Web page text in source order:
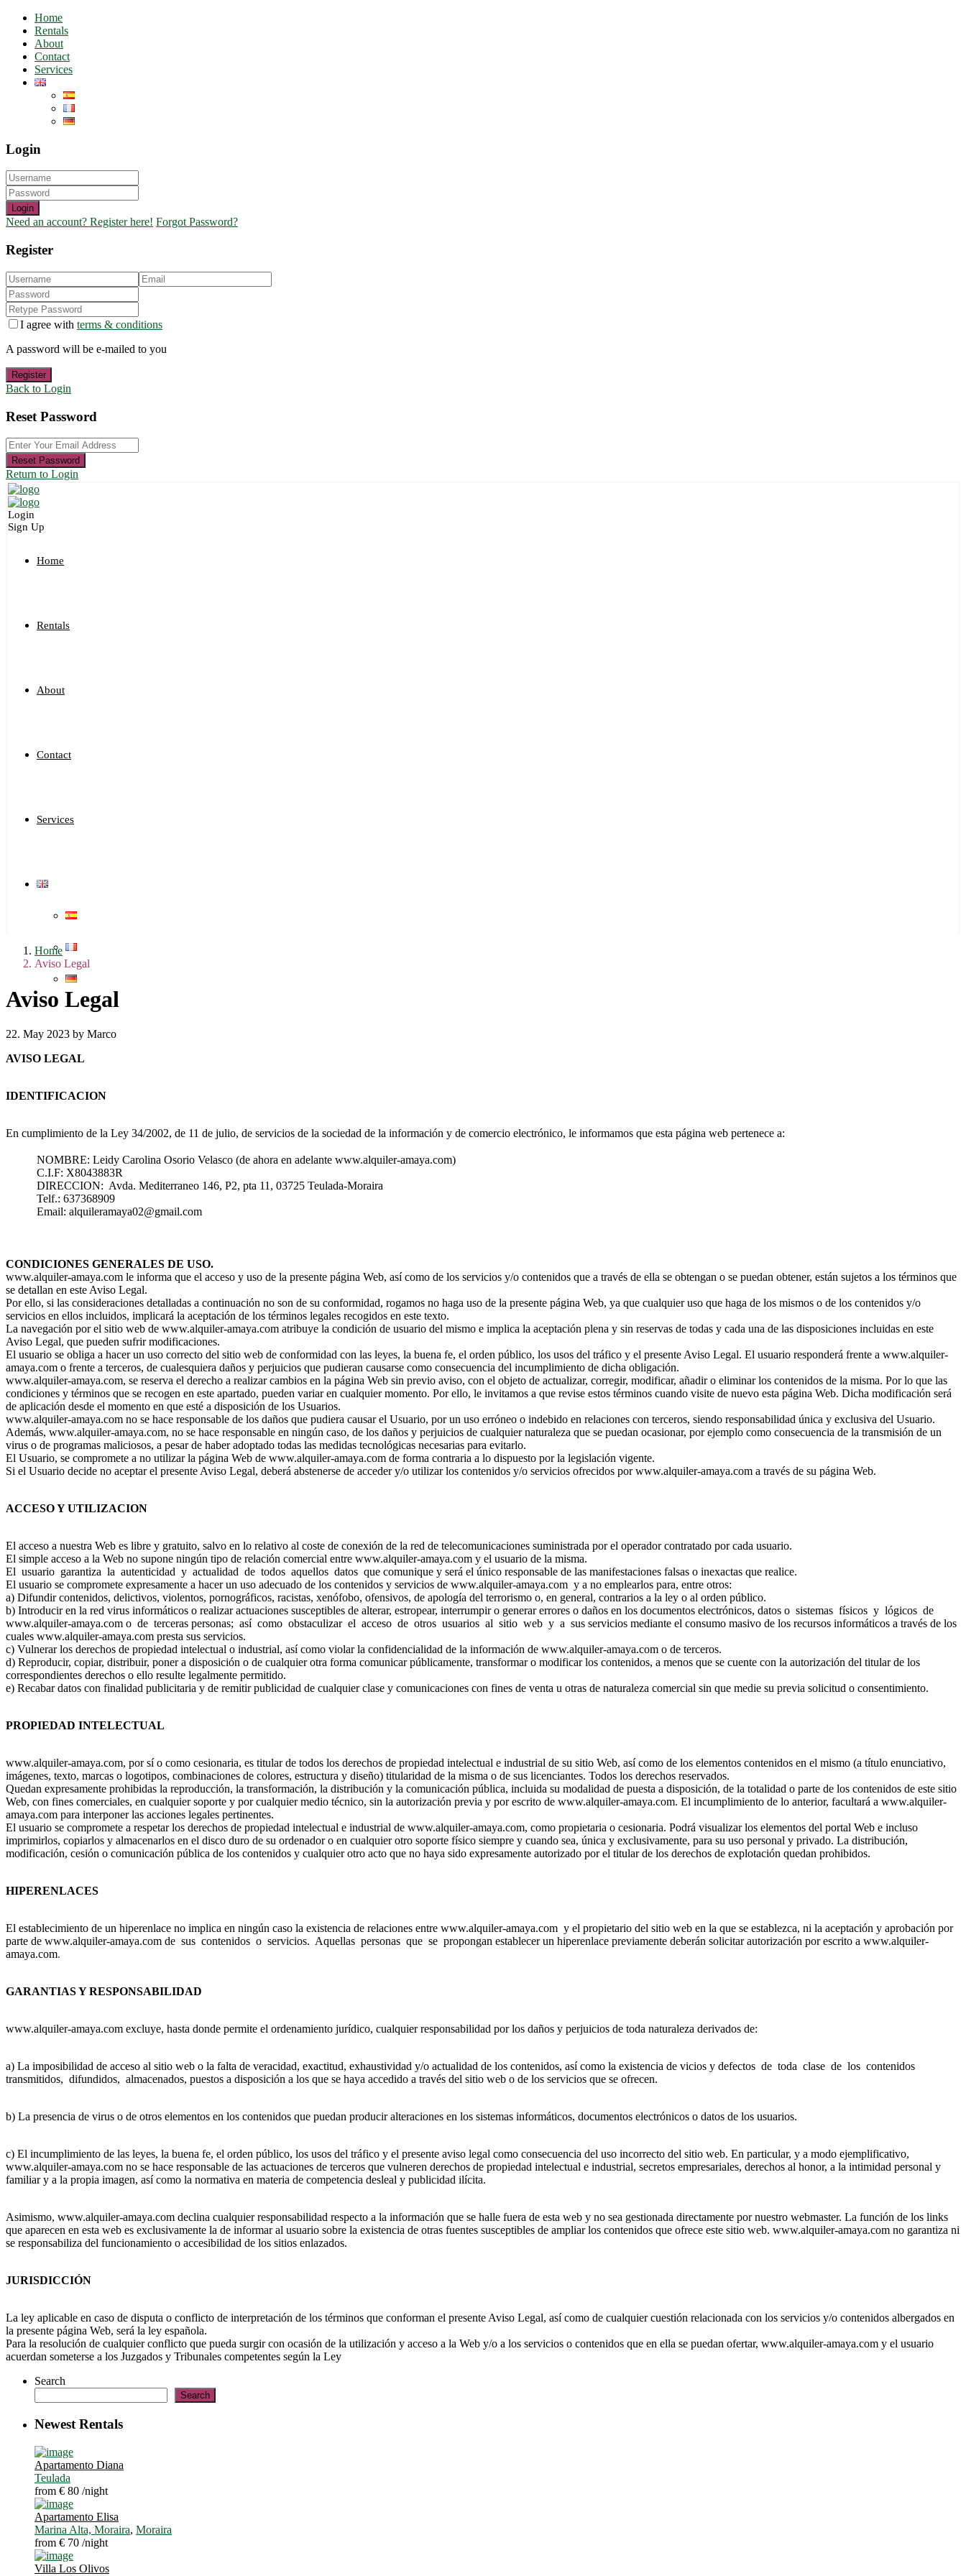
Home
Rentals
About
Contact
Services
Login
Login
Need an account? Register here! Forgot Password?
Register
I agree with terms & conditions
A password will be e-mailed to you
Register
Back to Login
Reset Password
Reset Password
Return to Login
Login
Sign Up
Home
Rentals
About
Contact
Services
Home
Aviso Legal
Aviso Legal
22. May 2023 by Marco
AVISO LEGAL
IDENTIFICACION
En cumplimiento de la Ley 34/2002, de 11 de julio, de servicios de la sociedad de la información y de comercio electrónico, le informamos que esta página web pertenece a:
NOMBRE: Leidy Carolina Osorio Velasco (de ahora en adelante www.alquiler-amaya.com)
C.I.F: X8043883R
DIRECCION: Avda. Mediterraneo 146, P2, pta 11, 03725 Teulada-Moraira
Telf.: 637368909
Email: alquileramaya02@gmail.com
CONDICIONES GENERALES DE USO.
www.alquiler-amaya.com le informa que el acceso y uso de la presente página Web, así como de los servicios y/o contenidos que a través de ella se obtengan o se puedan obtener, están sujetos a los términos que
se detallan en este Aviso Legal.
Por ello, si las consideraciones detalladas a continuación no son de su conformidad, rogamos no haga uso de la presente página Web, ya que cualquier uso que haga de los mismos o de los contenidos y/o
servicios en ellos incluidos, implicará la aceptación de los términos legales recogidos en este texto.
La navegación por el sitio web de www.alquiler-amaya.com atribuye la condición de usuario del mismo e implica la aceptación plena y sin reservas de todas y cada una de las disposiciones incluidas en este
Aviso Legal, que pueden sufrir modificaciones.
El usuario se obliga a hacer un uso correcto del sitio web de conformidad con las leyes, la buena fe, el orden público, los usos del tráfico y el presente Aviso Legal. El usuario responderá frente a www.alquiler-
amaya.com o frente a terceros, de cualesquiera daños y perjuicios que pudieran causarse como consecuencia del incumplimiento de dicha obligación.
www.alquiler-amaya.com, se reserva el derecho a realizar cambios en la página Web sin previo aviso, con el objeto de actualizar, corregir, modificar, añadir o eliminar los contenidos de la misma. Por lo que las
condiciones y términos que se recogen en este apartado, pueden variar en cualquier momento. Por ello, le invitamos a que revise estos términos cuando visite de nuevo esta página Web. Dicha modificación será
de aplicación desde el momento en que esté a disposición de los Usuarios.
www.alquiler-amaya.com no se hace responsable de los daños que pudiera causar el Usuario, por un uso erróneo o indebido en relaciones con terceros, siendo responsabilidad única y exclusiva del Usuario.
Además, www.alquiler-amaya.com, no se hace responsable en ningún caso, de los daños y perjuicios de cualquier naturaleza que se puedan ocasionar, por ejemplo como consecuencia de la transmisión de un
virus o de programas maliciosos, a pesar de haber adoptado todas las medidas tecnológicas necesarias para evitarlo.
El Usuario, se compromete a no utilizar la página Web de www.alquiler-amaya.com de forma contraria a lo dispuesto por la legislación vigente.
Si el Usuario decide no aceptar el presente Aviso Legal, deberá abstenerse de acceder y/o utilizar los contenidos y/o servicios ofrecidos por www.alquiler-amaya.com a través de su página Web.
ACCESO Y UTILIZACION
El acceso a nuestra Web es libre y gratuito, salvo en lo relativo al coste de conexión de la red de telecomunicaciones suministrada por el operador contratado por cada usuario.
El simple acceso a la Web no supone ningún tipo de relación comercial entre www.alquiler-amaya.com y el usuario de la misma.
El usuario garantiza la autenticidad y actualidad de todos aquellos datos que comunique y será el único responsable de las manifestaciones falsas o inexactas que realice.
El usuario se compromete expresamente a hacer un uso adecuado de los contenidos y servicios de www.alquiler-amaya.com y a no emplearlos para, entre otros:
a) Difundir contenidos, delictivos, violentos, pornográficos, racistas, xenófobo, ofensivos, de apología del terrorismo o, en general, contrarios a la ley o al orden público.
b) Introducir en la red virus informáticos o realizar actuaciones susceptibles de alterar, estropear, interrumpir o generar errores o daños en los documentos electrónicos, datos o sistemas físicos y lógicos de
www.alquiler-amaya.com o de terceras personas; así como obstaculizar el acceso de otros usuarios al sitio web y a sus servicios mediante el consumo masivo de los recursos informáticos a través de los
cuales www.alquiler-amaya.com presta sus servicios.
c) Vulnerar los derechos de propiedad intelectual o industrial, así como violar la confidencialidad de la información de www.alquiler-amaya.com o de terceros.
d) Reproducir, copiar, distribuir, poner a disposición o de cualquier otra forma comunicar públicamente, transformar o modificar los contenidos, a menos que se cuente con la autorización del titular de los
correspondientes derechos o ello resulte legalmente permitido.
e) Recabar datos con finalidad publicitaria y de remitir publicidad de cualquier clase y comunicaciones con fines de venta u otras de naturaleza comercial sin que medie su previa solicitud o consentimiento.
PROPIEDAD INTELECTUAL
www.alquiler-amaya.com, por sí o como cesionaria, es titular de todos los derechos de propiedad intelectual e industrial de su sitio Web, así como de los elementos contenidos en el mismo (a título enunciativo,
imágenes, texto, marcas o logotipos, combinaciones de colores, estructura y diseño) titularidad de la misma o de sus licenciantes. Todos los derechos reservados.
Quedan expresamente prohibidas la reproducción, la transformación, la distribución y la comunicación pública, incluida su modalidad de puesta a disposición, de la totalidad o parte de los contenidos de este sitio
Web, con fines comerciales, en cualquier soporte y por cualquier medio técnico, sin la autorización previa y por escrito de www.alquiler-amaya.com. El incumplimiento de lo anterior, facultará a www.alquiler-
amaya.com para interponer las acciones legales pertinentes.
El usuario se compromete a respetar los derechos de propiedad intelectual e industrial de www.alquiler-amaya.com, como propietaria o cesionaria. Podrá visualizar los elementos del portal Web e incluso
imprimirlos, copiarlos y almacenarlos en el disco duro de su ordenador o en cualquier otro soporte físico siempre y cuando sea, única y exclusivamente, para su uso personal y privado. La distribución,
modificación, cesión o comunicación pública de los contenidos y cualquier otro acto que no haya sido expresamente autorizado por el titular de los derechos de explotación quedan prohibidos.
HIPERENLACES
El establecimiento de un hiperenlace no implica en ningún caso la existencia de relaciones entre www.alquiler-amaya.com y el propietario del sitio web en la que se establezca, ni la aceptación y aprobación por
parte de www.alquiler-amaya.com de sus contenidos o servicios. Aquellas personas que se propongan establecer un hiperenlace previamente deberán solicitar autorización por escrito a www.alquiler-
amaya.com.
GARANTIAS Y RESPONSABILIDAD
www.alquiler-amaya.com excluye, hasta donde permite el ordenamiento jurídico, cualquier responsabilidad por los daños y perjuicios de toda naturaleza derivados de:
a) La imposibilidad de acceso al sitio web o la falta de veracidad, exactitud, exhaustividad y/o actualidad de los contenidos, así como la existencia de vicios y defectos de toda clase de los contenidos
transmitidos, difundidos, almacenados, puestos a disposición a los que se haya accedido a través del sitio web o de los servicios que se ofrecen.
b) La presencia de virus o de otros elementos en los contenidos que puedan producir alteraciones en los sistemas informáticos, documentos electrónicos o datos de los usuarios.
c) El incumplimiento de las leyes, la buena fe, el orden público, los usos del tráfico y el presente aviso legal como consecuencia del uso incorrecto del sitio web. En particular, y a modo ejemplificativo,
www.alquiler-amaya.com no se hace responsable de las actuaciones de terceros que vulneren derechos de propiedad intelectual e industrial, secretos empresariales, derechos al honor, a la intimidad personal y
familiar y a la propia imagen, así como la normativa en materia de competencia desleal y publicidad ilícita.
Asimismo, www.alquiler-amaya.com declina cualquier responsabilidad respecto a la información que se halle fuera de esta web y no sea gestionada directamente por nuestro webmaster. La función de los links
que aparecen en esta web es exclusivamente la de informar al usuario sobre la existencia de otras fuentes susceptibles de ampliar los contenidos que ofrece este sitio web. www.alquiler-amaya.com no garantiza ni
se responsabiliza del funcionamiento o accesibilidad de los sitios enlazados.
JURISDICCIÓN
La ley aplicable en caso de disputa o conflicto de interpretación de los términos que conforman el presente Aviso Legal, así como de cualquier cuestión relacionada con los servicios y/o contenidos albergados en
la presente página Web, será la ley española.
Para la resolución de cualquier conflicto que pueda surgir con ocasión de la utilización y acceso a la Web y/o a los servicios o contenidos que en ella se puedan ofertar, www.alquiler-amaya.com y el usuario
acuerdan someterse a los Juzgados y Tribunales competentes según la Ley
Search
Search
Newest Rentals
Apartamento Diana
Teulada
from € 80 /night
Apartamento Elisa
Marina Alta, Moraira, Moraira
from € 70 /night
Villa Los Olivos